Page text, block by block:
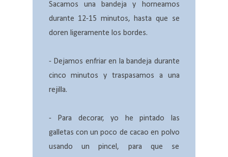
Sacamos una bandeja y horneamos
durante 12-15 minutos, hasta que se
doren ligeramente los bordes.
- Dejamos enfriar en la bandeja durante
cinco minutos y traspasamos a una
rejilla.
- Para decorar, yo he pintado las
galletas con un poco de cacao en polvo
usando un pincel, para que se